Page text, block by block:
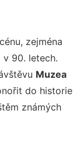
zejména
90. letech.
Muzea
do historie
známých